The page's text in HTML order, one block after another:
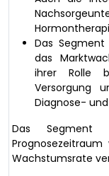
Das Segment
das
ihrer Rolle
Versorgung
Diagnose-
Das Segment
Wachstumsrate